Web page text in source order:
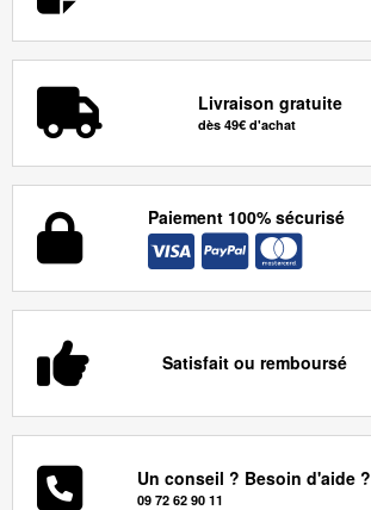
Livraison gratuite
dès 49€ d'achat
Paiement 100% sécurisé
Satisfait ou remboursé
Un conseil ? Besoin d'aide ?
09 72 62 90 11